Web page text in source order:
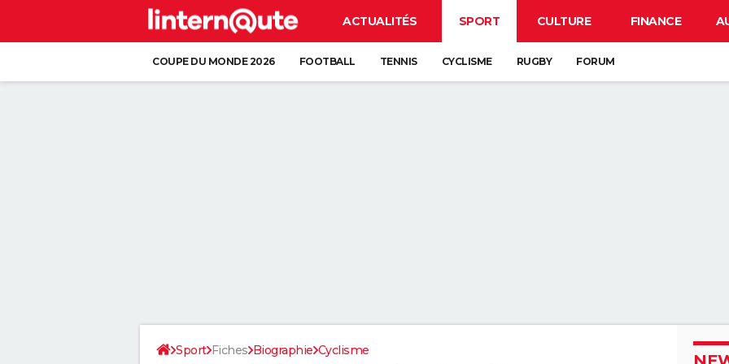
ACTUALITÉS SPORT CULTURE FINANCE
COUPE DU MONDE 2026 FOOTBALL TENNIS CYCLISME RUGBY FORUM
Sport Fiches Biographie Cyclisme